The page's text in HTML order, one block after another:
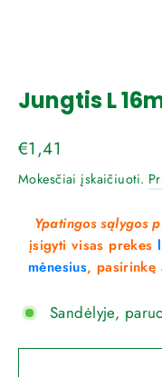
Jungtis L
Reguliari
kaina
€1,41
Mokesčiai įskaičiuoti.
Ypatingos sąlygos
įsigyti visas prekes
mėnesius, pasirinkę
Sandėlyje,